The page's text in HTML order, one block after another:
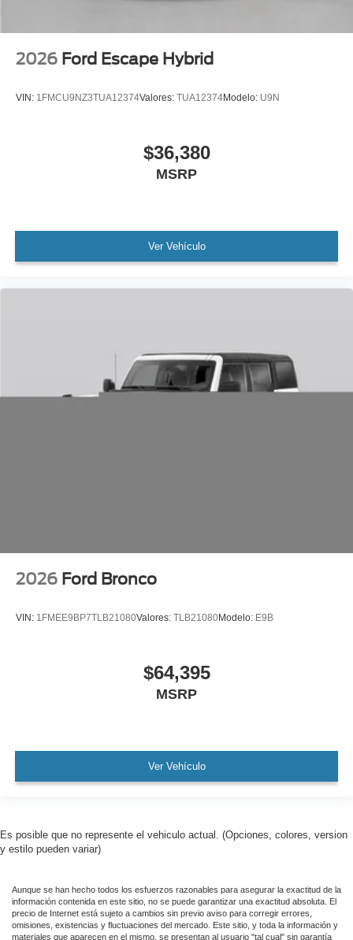
2026 Ford Escape Hybrid
VIN: 1FMCU9NZ3TUA12374Valores: TUA12374Modelo: U9N
$36,380
MSRP
Ver Vehículo
2026 Ford Bronco
VIN: 1FMEE9BP7TLB21080Valores: TLB21080Modelo: E9B
$64,395
MSRP
Ver Vehículo
Es posible que no represente el vehiculo actual. (Opciones, colores, version
y estilo pueden variar)
Aunque se han hecho todos los esfuerzos razonables para asegurar la exactitud de la
información contenida en este sitio, no se puede garantizar una exactitud absoluta. El
precio de Internet está sujeto a cambios sin previo aviso para corregir errores,
omisiones, existencias y fluctuaciones del mercado. Este sitio, y toda la información y
materiales que aparecen en el mismo, se presentan al usuario "tal cual" sin garantía